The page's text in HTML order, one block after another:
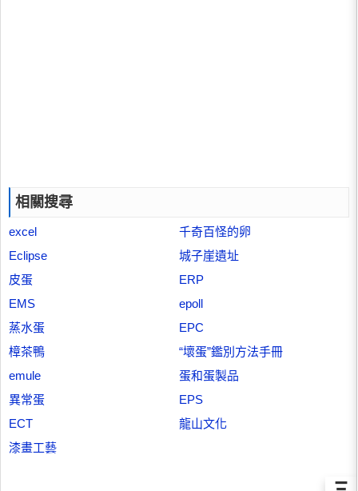
相關搜尋
excel
千奇百怪的卵
Eclipse
城子崖遺址
皮蛋
ERP
EMS
epoll
蒸水蛋
EPC
樟茶鴨
“壞蛋”鑑別方法手冊
emule
蛋和蛋製品
異常蛋
EPS
ECT
龍山文化
漆畫工藝